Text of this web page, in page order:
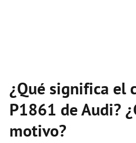
¿Qué significa el
P1861 de Audi?
motivo?